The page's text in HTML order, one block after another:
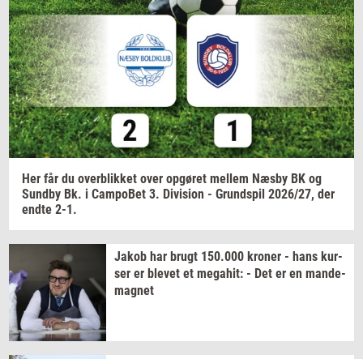
Navn
Jeg vil gerne modtage et nyhedsoverblik, samt
relevante tilbud og brugerfordele på mail. Det er altid
muligt at afmelde.
Privatlivspolitik.
Her får du over­blik­ket over op­gø­ret mel­lem Næsby BK og
Sund­by Bk. i Cam­po­Bet 3. Di­vi­sion - Grund­spil 2026/27, der
endte 2-1.
Jakob har brugt 150.000 kro­ner - hans kur­
ser er ble­vet et me­ga­hit: - Det er en mande-​
magnet